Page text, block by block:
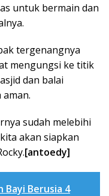
untuk bermain dan
tergenangnya
mengungsi ke titik
dan balai
sudah melebihi
akan siapkan
[antoedy]
Bayi Berusia 4